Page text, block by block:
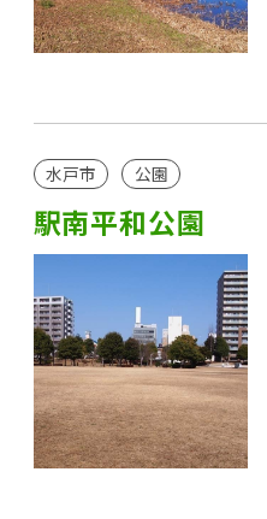
水戸市 公園
駅南平和公園